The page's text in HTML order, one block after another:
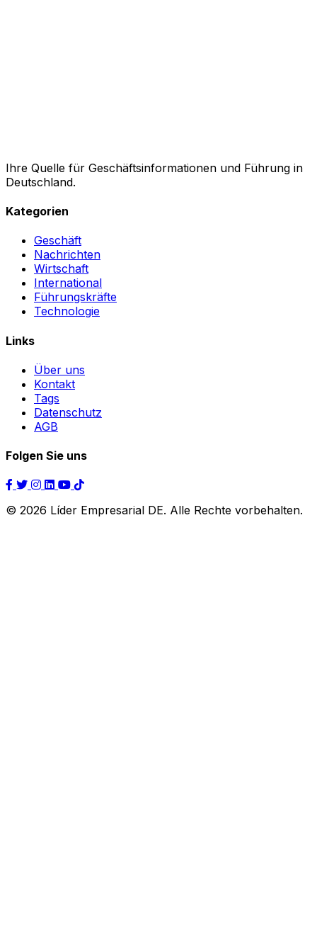
Ihre Quelle für Geschäftsinformationen und Führung in
Deutschland.
Kategorien
Geschäft
Nachrichten
Wirtschaft
International
Führungskräfte
Technologie
Links
Über uns
Kontakt
Tags
Datenschutz
AGB
Folgen Sie uns
© 2026 Líder Empresarial DE. Alle Rechte vorbehalten.